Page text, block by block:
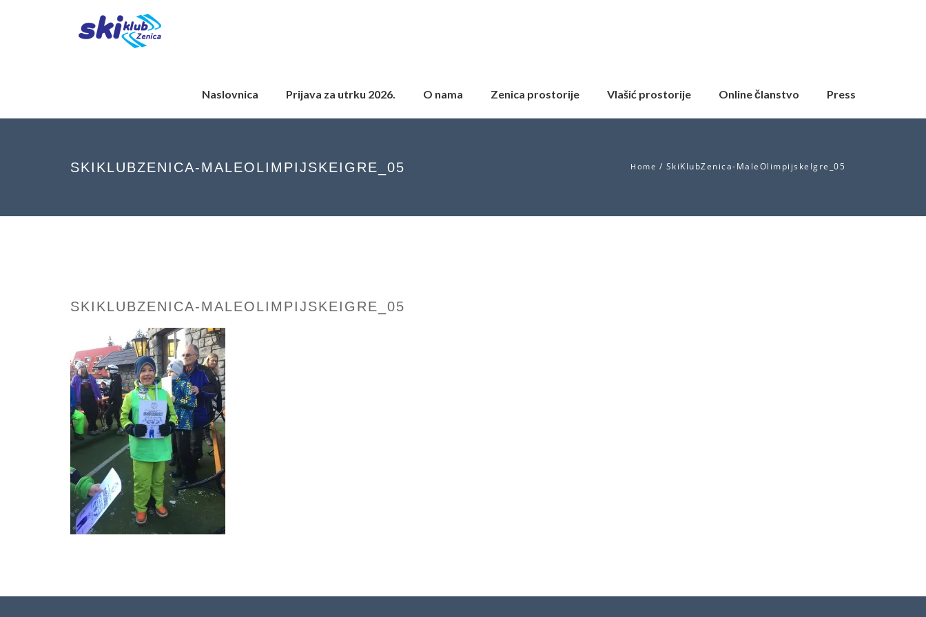
Naslovnica Prijava za utrku 2026. O nama Zenica prostorije Vlašić prostorije Online članstvo Press
SKIKLUBZENICA-MALEOLIMPIJSKEIGRE_05 Home / SkiKlubZenica-MaleOlimpijskeIgre_05
SKIKLUBZENICA-MALEOLIMPIJSKEIGRE_05